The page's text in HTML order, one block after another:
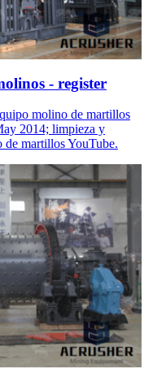
- register
molino de martillos
2014; limpieza y
de martillos YouTube.